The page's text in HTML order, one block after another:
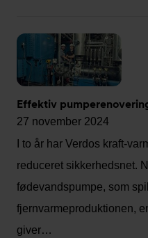
Effektiv
27 november 2024
I to år har Verdos kraft-
reduceret sikkerhedsnet.
fødevandspumpe, som
fjernvarmeproduktionen,
giver…